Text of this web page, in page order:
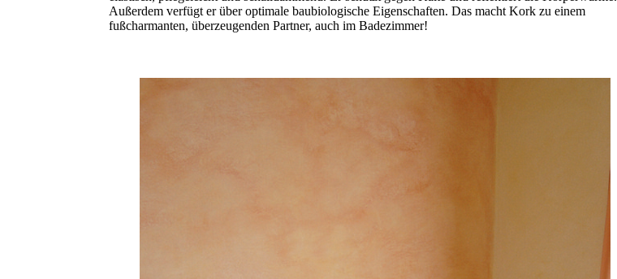
Außerdem verfügt er über optimale baubiologische Eigenschaften. Das macht Kork zu einem
fußcharmanten, überzeugenden Partner, auch im Badezimmer!